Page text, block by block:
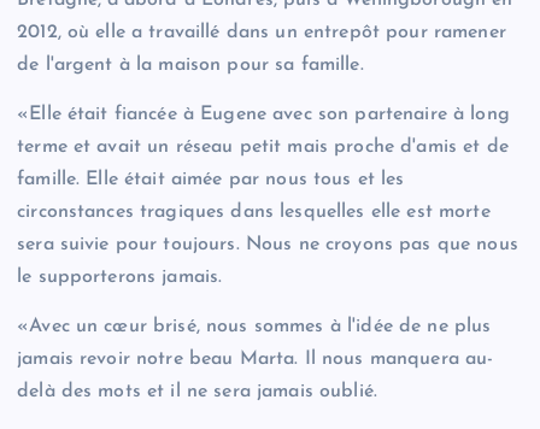
2012, où elle a travaillé dans un entrepôt pour ramener
de l'argent à la maison pour sa famille.
«Elle était fiancée à Eugene avec son partenaire à long
terme et avait un réseau petit mais proche d'amis et de
famille. Elle était aimée par nous tous et les
circonstances tragiques dans lesquelles elle est morte
sera suivie pour toujours. Nous ne croyons pas que nous
le supporterons jamais.
«Avec un cœur brisé, nous sommes à l'idée de ne plus
jamais revoir notre beau Marta. Il nous manquera au-
delà des mots et il ne sera jamais oublié.